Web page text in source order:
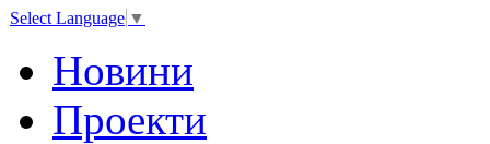
Select Language ▼
Новини
Проекти